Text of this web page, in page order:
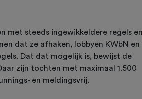
met steeds ingewikkeldere regels en
dat ze afhaken, lobbyen KWbN en
Dat dat mogelijk is, bewijst de
zijn tochten met maximaal 1.500
en meldingsvrij.